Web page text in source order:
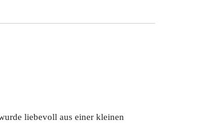
liebevoll aus einer kleinen